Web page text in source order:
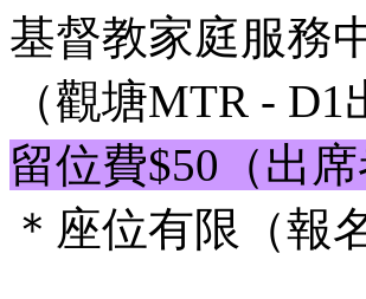
基督教家庭服務
（觀塘MTR -
留位費$50（出
＊座位有限（報